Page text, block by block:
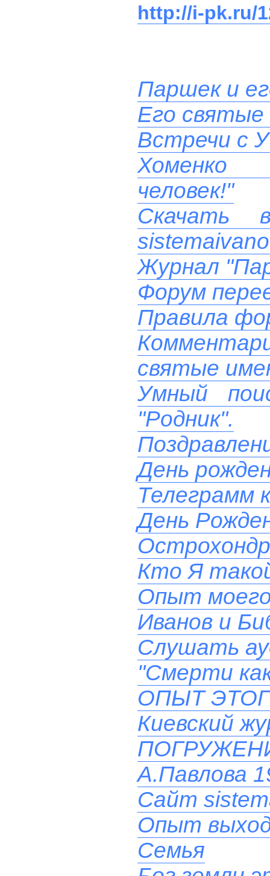
http://i-pk.ru/
Паршек и
Его святые
Встречи с
Хоменко
человек!"
Скачать
Журнал
Форум
Правила
святые
Умный
"Родник".
День
Телеграмм
День
Кто Я
Опыт
Иванов и
Слушать
"Смерти
ОПЫТ
Киевский
А.Павлова
Сайт
Опыт
Семья